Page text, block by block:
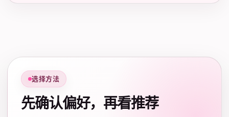
选择方法
先确认偏好，再看推荐